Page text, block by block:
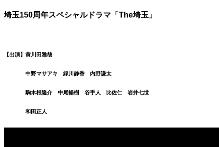
埼玉150周年スペシャルドラマ「The埼玉」
【出演】黄川田雅哉
中野マサアキ 緑川静香 内野謙太
駒木根隆介 中尾暢樹 谷手人 比佐仁 岩井七世
和田正人